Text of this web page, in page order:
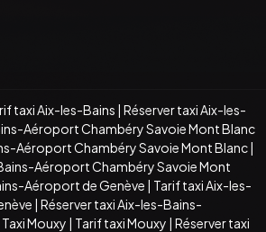
taxi Aix-les-Bains | Réserver taxi Aix-les-
Aéroport Chambéry Savoie Mont Blanc
Aéroport Chambéry Savoie Mont Blanc|
Aéroport Chambéry Savoie Mont
Aéroport de Genève | Tarif taxi Aix-les-
| Réserver taxi Aix-les-Bains-
Taxi Mouxy | Tarif taxi Mouxy | Réserver taxi